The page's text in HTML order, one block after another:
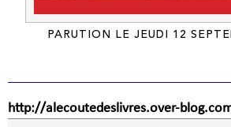
PARUTION LE JEUDI 12
http://alecoutedeslivres.over-